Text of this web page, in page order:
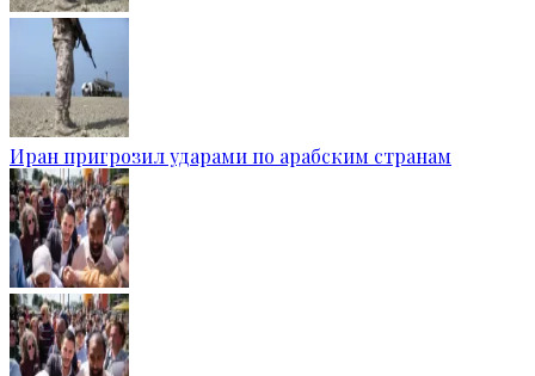
Иран пригрозил ударами по арабским странам